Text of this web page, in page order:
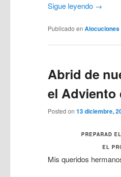
Sigue leyendo →
Publicado en Alocuciones
Abrid de
el Adviento
Posted on 13 diciembre,
PREPARAD
EL
Mis queridos